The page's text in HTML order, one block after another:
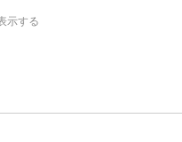
忘れてんじゃねーか？」
示する